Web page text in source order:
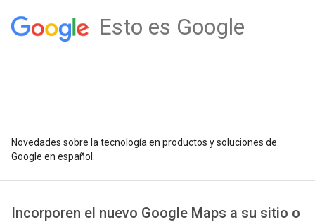
Esto es Google
Novedades sobre la tecnología en productos y soluciones de
Google en español.
Incorporen el nuevo Google Maps a su sitio o